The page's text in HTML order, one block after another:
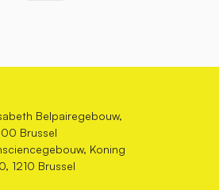
Belpairegebouw,
Brussel
Koning
1210 Brussel